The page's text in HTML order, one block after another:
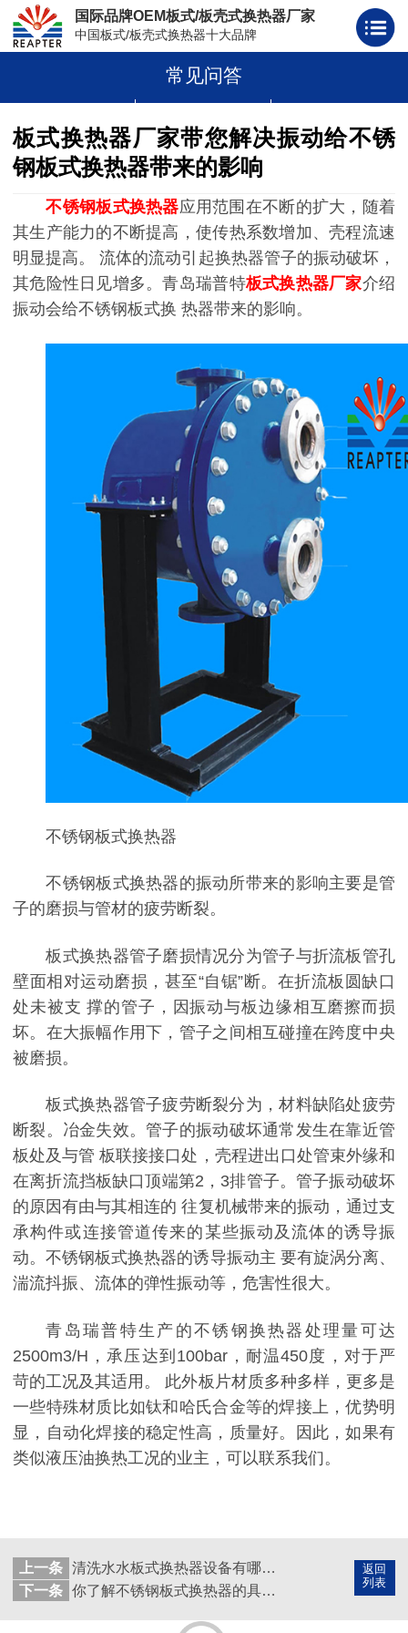
国际品牌OEM板式/板壳式换热器厂家
中国板式/板壳式换热器十大品牌
板壳式换热器
常见问答
板式换热器厂家带您解决振动给不锈
钢板式换热器带来的影响
不锈钢板式换热器应用范围在不断的扩大，随着
其生产能力的不断提高，使传热系数增加、壳程流速
明显提高。 流体的流动引起换热器管子的振动破坏，
其危险性日见增多。青岛瑞普特板式换热器厂家介绍
振动会给不锈钢板式换 热器带来的影响。
不锈钢板式换热器
不锈钢板式换热器的振动所带来的影响主要是管
子的磨损与管材的疲劳断裂。
板式换热器管子磨损情况分为管子与折流板管孔
壁面相对运动磨损，甚至“自锯”断。在折流板圆缺口
处未被支 撑的管子，因振动与板边缘相互磨擦而损
坏。在大振幅作用下，管子之间相互碰撞在跨度中央
被磨损。
板式换热器管子疲劳断裂分为，材料缺陷处疲劳
断裂。冶金失效。管子的振动破坏通常发生在靠近管
板处及与管 板联接接口处，壳程进出口处管束外缘和
在离折流挡板缺口顶端第2，3排管子。管子振动破坏
的原因有由与其相连的 往复机械带来的振动，通过支
承构件或连接管道传来的某些振动及流体的诱导振
动。不锈钢板式换热器的诱导振动主 要有旋涡分离、
湍流抖振、流体的弹性振动等，危害性很大。
青岛瑞普特生产的不锈钢换热器处理量可达
2500m3/H，承压达到100bar，耐温450度，对于严
苛的工况及其适用。 此外板片材质多种多样，更多是
一些特殊材质比如钛和哈氏合金等的焊接上，优势明
显，自动化焊接的稳定性高，质量好。因此，如果有
类似液压油换热工况的业主，可以联系我们。
返回
列表
上一条
清洗水水板式换热器设备有哪些注意事项？
下一条
你了解不锈钢板式换热器的具体信息吗？